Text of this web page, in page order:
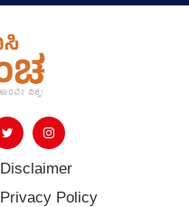
Disclaimer
Privacy Policy